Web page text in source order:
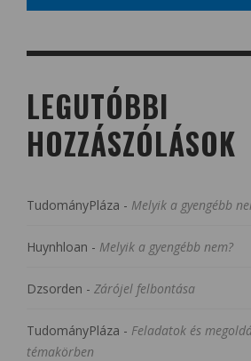
LEGUTÓBBI
HOZZÁSZÓLÁSOK
TudományPláza - Melyik a gyengébb
Huynhloan - Melyik a gyengébb nem?
Dzsorden - Zárójel felbontása
TudományPláza - Feladatok és
témakörben